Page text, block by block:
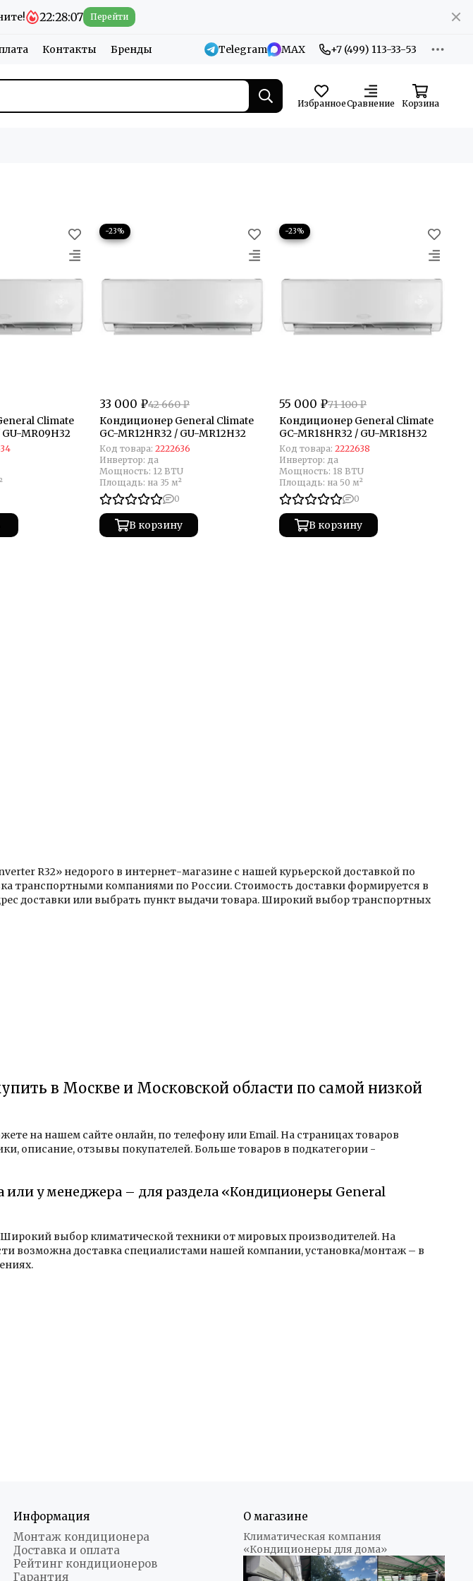
22:28:07 Перейти
Контакты Бренды Telegram MAX +7 (499) 113-33-53
ИзбранноеСравнение Корзина
Climate
GU-MR09H32
−23%
33 000 ₽42 660 ₽
Кондиционер General Climate
GC-MR12HR32 / GU-MR12H32
Код товара: 2222636
Инвертор: да
Мощность: 12 BTU
Площадь: на 35 м²
0
В корзину
−23%
55 000 ₽71 100 ₽
Кондиционер General Climate
GC-MR18HR32 / GU-MR18H32
Код товара: 2222638
Инвертор: да
Мощность: 18 BTU
Площадь: на 50 м²
0
В корзину
R32» недорого в интернет-магазине с нашей курьерской доставкой по
транспортными компаниями по России. Стоимость доставки формируется в
доставки или выбрать пункт выдачи товара. Широкий выбор транспортных
в Москве и Московской области по самой низкой
на нашем сайте онлайн, по телефону или Email. На страницах товаров
описание, отзывы покупателей. Больше товаров в подкатегории -
или у менеджера – для раздела «Кондиционеры General
Широкий выбор климатической техники от мировых производителей. На
возможна доставка специалистами нашей компании, установка/монтаж – в
Информация
Монтаж кондиционера
Доставка и оплата
Рейтинг кондиционеров
Гарантия
О магазине
Климатическая компания
«Кондиционеры для дома»